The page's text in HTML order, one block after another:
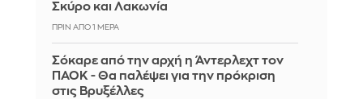
Σκύρο και Λακωνία
ΠΡΙΝ ΑΠΌ 1 ΜΈΡΑ
Σόκαρε από την αρχή η Άντερλεχτ τον
ΠΑΟΚ - Θα παλέψει για την πρόκριση
στις Βρυξέλλες